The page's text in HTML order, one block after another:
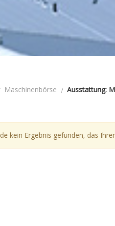
Maschinenbörse
Ausstattung:
kein Ergebnis gefunden, das